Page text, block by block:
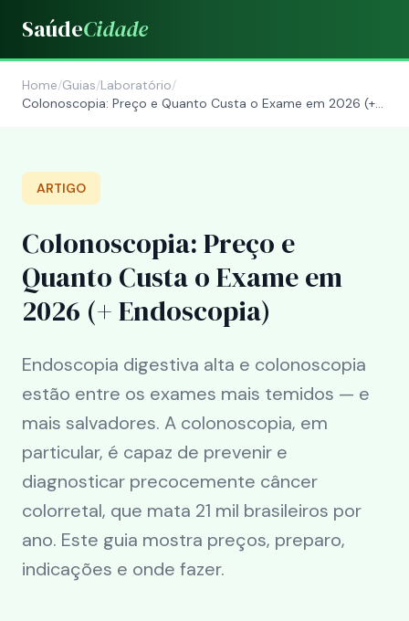
SaúdeCidade
Home/Guias/Laboratório/
Colonoscopia: Preço e Quanto Custa o Exame em 2026 (+
ARTIGO
Colonoscopia: Preço e
Quanto Custa o Exame em
2026 (+ Endoscopia)
Endoscopia digestiva alta e colonoscopia
estão entre os exames mais temidos — e
mais salvadores. A colonoscopia, em
particular, é capaz de prevenir e
diagnosticar precocemente câncer
colorretal, que mata 21 mil brasileiros por
ano. Este guia mostra preços, preparo,
indicações e onde fazer.